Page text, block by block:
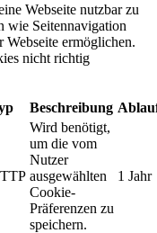
Webseite nutzbar zu
wie Seitennavigation
ermöglichen.
nicht richtig
Beschreibung
Wird benötigt,
um die vom
Nutzer
ausgewählten
Cookie-
Präferenzen zu
speichern.
1 Jahr